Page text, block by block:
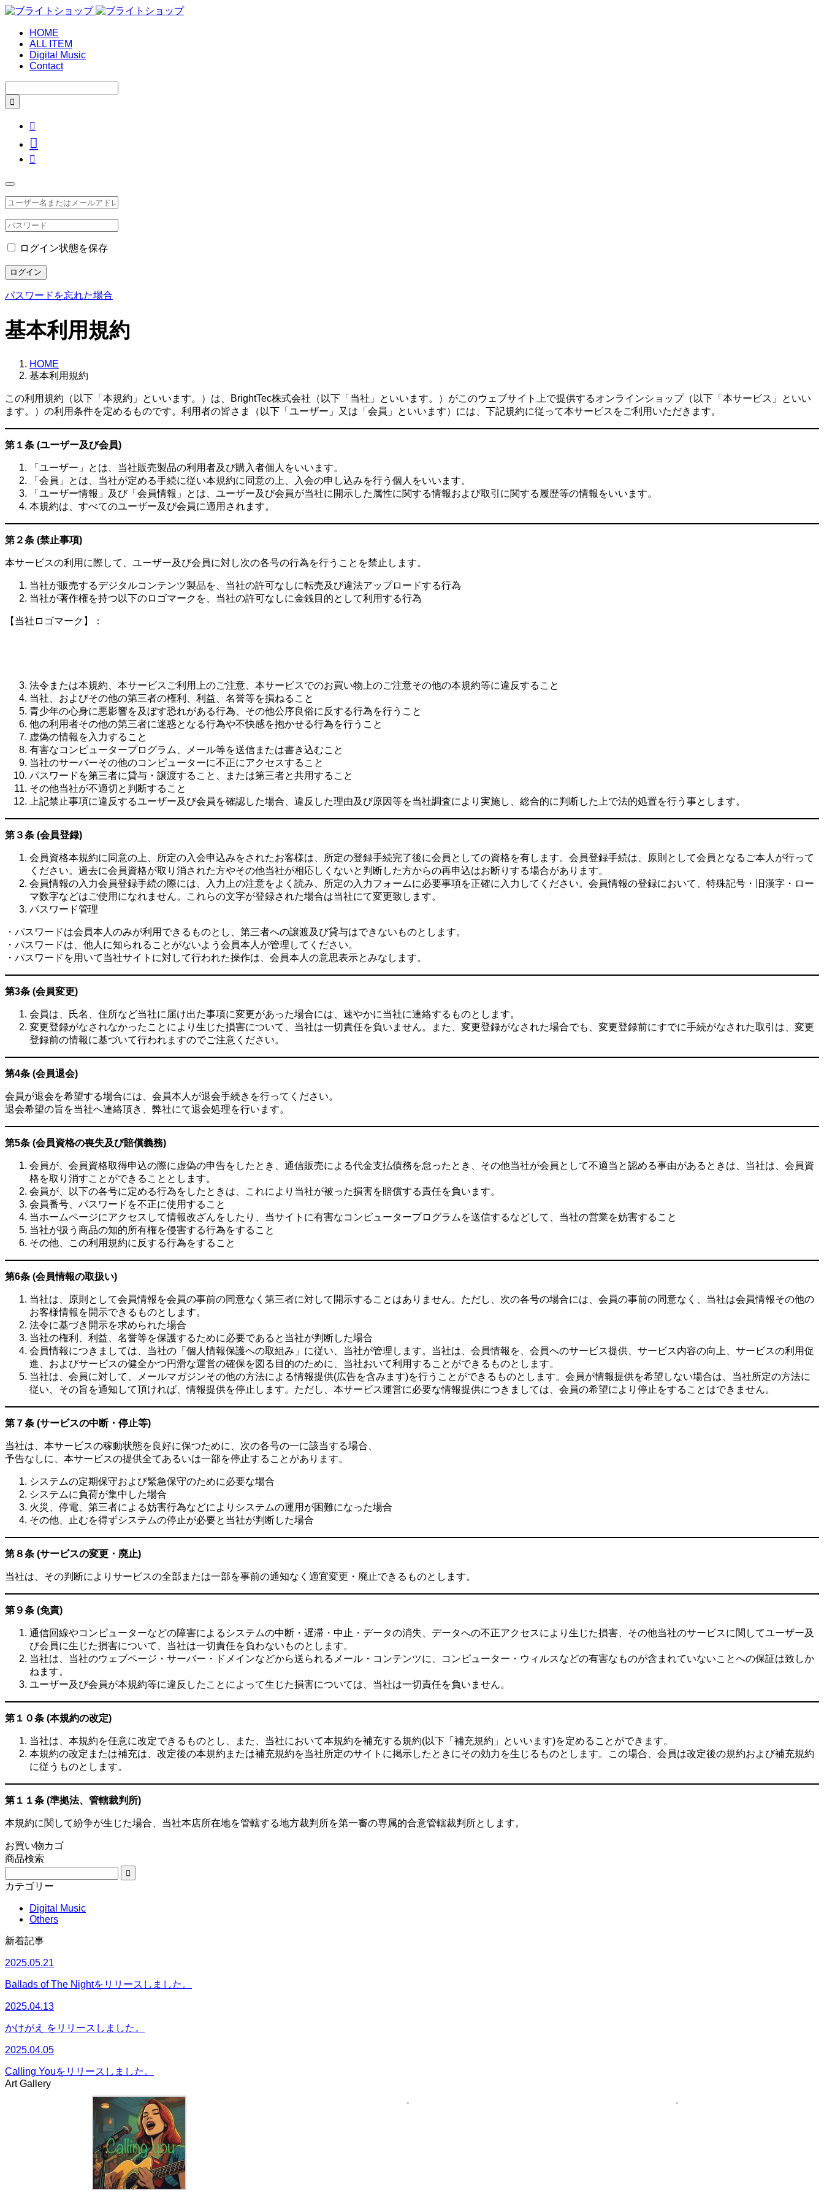
HOME
ALL ITEM
Digital Music
Contact




ログイン状態を保存
ログイン
パスワードを忘れた場合
基本利用規約
HOME
基本利用規約
この利用規約（以下「本規約」といいます。）は、BrightTec株式会社（以下「当社」といいます。）がこのウェブサイト上で提供するオンラインショップ（以下「本サービス」といい
ます。）の利用条件を定めるものです。利用者の皆さま（以下「ユーザー」又は「会員」といいます）には、下記規約に従って本サービスをご利用いただきます。
第１条 (ユーザー及び会員)
「ユーザー」とは、当社販売製品の利用者及び購入者個人をいいます。
「会員」とは、当社が定める手続に従い本規約に同意の上、入会の申し込みを行う個人をいいます。
「ユーザー情報」及び「会員情報」とは、ユーザー及び会員が当社に開示した属性に関する情報および取引に関する履歴等の情報をいいます。
本規約は、すべてのユーザー及び会員に適用されます。
第２条 (禁止事項)
本サービスの利用に際して、ユーザー及び会員に対し次の各号の行為を行うことを禁止します。
当社が販売するデジタルコンテンツ製品を、当社の許可なしに転売及び違法アップロードする行為
当社が著作権を持つ以下のロゴマークを、当社の許可なしに金銭目的として利用する行為
【当社ロゴマーク】：
法令または本規約、本サービスご利用上のご注意、本サービスでのお買い物上のご注意その他の本規約等に違反すること
当社、およびその他の第三者の権利、利益、名誉等を損ねること
青少年の心身に悪影響を及ぼす恐れがある行為、その他公序良俗に反する行為を行うこと
他の利用者その他の第三者に迷惑となる行為や不快感を抱かせる行為を行うこと
虚偽の情報を入力すること
有害なコンピュータープログラム、メール等を送信または書き込むこと
当社のサーバーその他のコンピューターに不正にアクセスすること
パスワードを第三者に貸与・譲渡すること、または第三者と共用すること
その他当社が不適切と判断すること
上記禁止事項に違反するユーザー及び会員を確認した場合、違反した理由及び原因等を当社調査により実施し、総合的に判断した上で法的処置を行う事とします。
第３条 (会員登録)
会員資格本規約に同意の上、所定の入会申込みをされたお客様は、所定の登録手続完了後に会員としての資格を有します。会員登録手続は、原則として会員となるご本人が行って
ください。過去に会員資格が取り消された方やその他当社が相応しくないと判断した方からの再申込はお断りする場合があります。
会員情報の入力会員登録手続の際には、入力上の注意をよく読み、所定の入力フォームに必要事項を正確に入力してください。会員情報の登録において、特殊記号・旧漢字・ロー
マ数字などはご使用になれません。これらの文字が登録された場合は当社にて変更致します。
パスワード管理
・パスワードは会員本人のみが利用できるものとし、第三者への譲渡及び貸与はできないものとします。
・パスワードは、他人に知られることがないよう会員本人が管理してください。
・パスワードを用いて当社サイトに対して行われた操作は、会員本人の意思表示とみなします。
第3条 (会員変更)
会員は、氏名、住所など当社に届け出た事項に変更があった場合には、速やかに当社に連絡するものとします。
変更登録がなされなかったことにより生じた損害について、当社は一切責任を負いません。また、変更登録がなされた場合でも、変更登録前にすでに手続がなされた取引は、変更
登録前の情報に基づいて行われますのでご注意ください。
第4条 (会員退会)
会員が退会を希望する場合には、会員本人が退会手続きを行ってください。
退会希望の旨を当社へ連絡頂き、弊社にて退会処理を行います。
第5条 (会員資格の喪失及び賠償義務)
会員が、会員資格取得申込の際に虚偽の申告をしたとき、通信販売による代金支払債務を怠ったとき、その他当社が会員として不適当と認める事由があるときは、当社は、会員資
格を取り消すことができることとします。
会員が、以下の各号に定める行為をしたときは、これにより当社が被った損害を賠償する責任を負います。
会員番号、パスワードを不正に使用すること
当ホームページにアクセスして情報改ざんをしたり、当サイトに有害なコンピュータープログラムを送信するなどして、当社の営業を妨害すること
当社が扱う商品の知的所有権を侵害する行為をすること
その他、この利用規約に反する行為をすること
第6条 (会員情報の取扱い)
当社は、原則として会員情報を会員の事前の同意なく第三者に対して開示することはありません。ただし、次の各号の場合には、会員の事前の同意なく、当社は会員情報その他の
お客様情報を開示できるものとします。
法令に基づき開示を求められた場合
当社の権利、利益、名誉等を保護するために必要であると当社が判断した場合
会員情報につきましては、当社の「個人情報保護への取組み」に従い、当社が管理します。当社は、会員情報を、会員へのサービス提供、サービス内容の向上、サービスの利用促
進、およびサービスの健全かつ円滑な運営の確保を図る目的のために、当社おいて利用することができるものとします。
当社は、会員に対して、メールマガジンその他の方法による情報提供(広告を含みます)を行うことができるものとします。会員が情報提供を希望しない場合は、当社所定の方法に
従い、その旨を通知して頂ければ、情報提供を停止します。ただし、本サービス運営に必要な情報提供につきましては、会員の希望により停止をすることはできません。
第７条 (サービスの中断・停止等)
当社は、本サービスの稼動状態を良好に保つために、次の各号の一に該当する場合、
予告なしに、本サービスの提供全てあるいは一部を停止することがあります。
システムの定期保守および緊急保守のために必要な場合
システムに負荷が集中した場合
火災、停電、第三者による妨害行為などによりシステムの運用が困難になった場合
その他、止むを得ずシステムの停止が必要と当社が判断した場合
第８条 (サービスの変更・廃止)
当社は、その判断によりサービスの全部または一部を事前の通知なく適宜変更・廃止できるものとします。
第９条 (免責)
通信回線やコンピューターなどの障害によるシステムの中断・遅滞・中止・データの消失、データへの不正アクセスにより生じた損害、その他当社のサービスに関してユーザー及
び会員に生じた損害について、当社は一切責任を負わないものとします。
当社は、当社のウェブページ・サーバー・ドメインなどから送られるメール・コンテンツに、コンピューター・ウィルスなどの有害なものが含まれていないことへの保証は致しか
ねます。
ユーザー及び会員が本規約等に違反したことによって生じた損害については、当社は一切責任を負いません。
第１０条 (本規約の改定)
当社は、本規約を任意に改定できるものとし、また、当社において本規約を補充する規約(以下「補充規約」といいます)を定めることができます。
本規約の改定または補充は、改定後の本規約または補充規約を当社所定のサイトに掲示したときにその効力を生じるものとします。この場合、会員は改定後の規約および補充規約
に従うものとします。
第１１条 (準拠法、管轄裁判所)
本規約に関して紛争が生じた場合、当社本店所在地を管轄する地方裁判所を第一審の専属的合意管轄裁判所とします。
お買い物カゴ
商品検索
検
索

カテゴリー
Digital Music
Others
新着記事
2025.05.21
Ballads of The Nightをリリースしました。
2025.04.13
かけがえ をリリースしました。
2025.04.05
Calling Youをリリースしました。
Art Gallery